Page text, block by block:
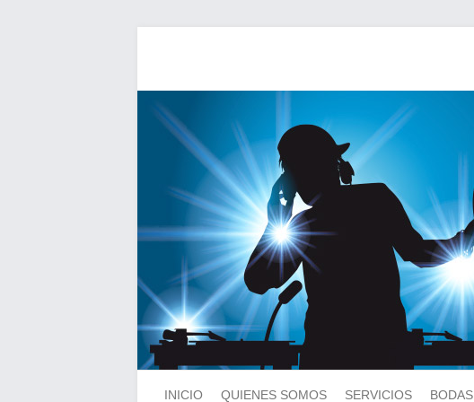
INICIO QUIENES SOMOS SERVICIOS BODAS